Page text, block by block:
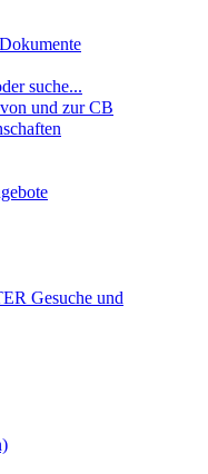
suche...
und zur CB
Gesuche und